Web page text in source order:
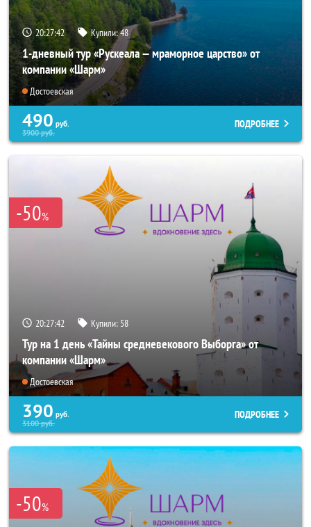
20:27:40 Купили:48
1-дневный тур «Рускеала — мраморное царство» от
компании «Шарм»
Достоевская
490 руб.
3900руб.
ПОДРОБНЕЕ
-50%
20:27:40 Купили: 58
Тур на 1 день «Тайны средневекового Выборга» от
компании «Шарм»
Достоевская
390 руб.
3100руб.
ПОДРОБНЕЕ
-50%